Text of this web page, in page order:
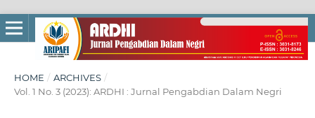
HOME / ARCHIVES /
Vol. 1 No. 3 (2023): ARDHI : Jurnal Pengabdian Dalam Negri